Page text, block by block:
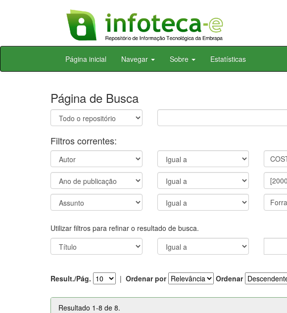
Skip
Página inicial Navegar Sobre Estatísticas
Página de Busca
Filtros correntes:
Utilizar filtros para refinar o resultado de busca.
Result./Pág. | Ordenar por Ordenar
Resultado 1-8 de 8.